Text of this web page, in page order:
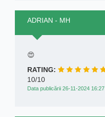
ADRIAN - MH
😍
RATING:
10/10
Data publicării 26-11-2024 16:27